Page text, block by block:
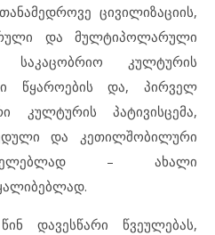
ცივილიზაციის,
და მულტიპოლარული
საკაცობრიო კულტურის
წყაროების და, პირველ
კულტურის პატივისცემა,
და კეთილშობილური
– ახალი
დავესწარი წვეულებას,